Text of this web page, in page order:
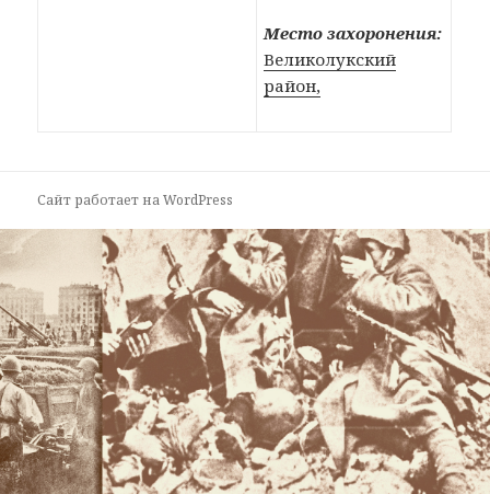
Место захоронения:
Великолукский
район,
Сайт работает на WordPress